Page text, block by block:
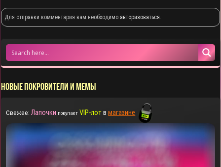
Для отправки комментария вам необходимо авторизоваться
НОВЫЕ ПОКРОВИТЕЛИ И МЕМЫ
Свежее: Лапочки покупает VIP-лотвмагазине